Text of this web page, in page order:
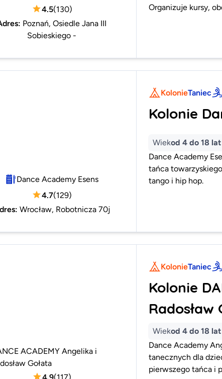
4.5(130)
: Poznań, Osiedle Jana III
Sobieskiego -
Organizuje kursy,
Dance Academy Esens
4.7(129)
: Wrocław, Robotnicza 70j
KolonieTaniec
Kolonie
Wiekod 4 do 18 lat
Dance Academy
tańca
tango i hip hop.
ACADEMY Angelika i
Gołata
4.9(117)
KolonieTaniec
Kolonie
Radosław
Wiekod 4 do 18 lat
Dance Academy
tanecznych dla
pierwszego tańca i